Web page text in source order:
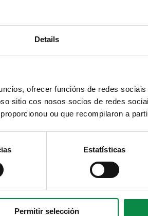
Details
ofrecer funcións de redes
sitio cos nosos socios de redes
ou que recompilaron a
Estatísticas
Permitir selección